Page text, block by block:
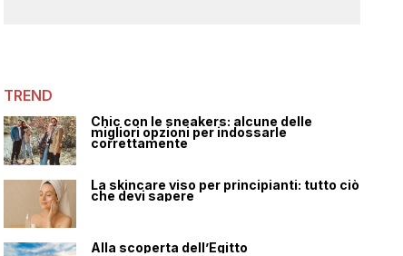
TREND
Chic con le sneakers: alcune delle
migliori opzioni per indossarle
correttamente
La skincare viso per principianti: tutto ciò
che devi sapere
Alla scoperta dell’Egitto